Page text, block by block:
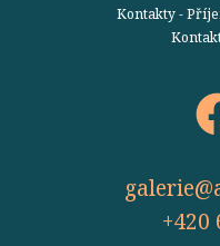
Kontakty -
+420